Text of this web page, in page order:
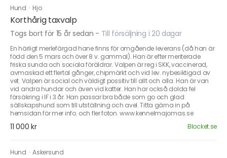
Hund · Hjo
Korthårig taxvalp
Togs bort för 15 år sedan - Till försäljning i 20 dagar
En härligt merlefärgad hane finns för omgående leverans (då han är
född den 5 mars och över 8 v. gammal). Han är efter meriterade
friska sunda och sociala föräldrar. Valpen är reg i SKK, vaccinerad,
avmaskad ett flertal gånger, chipmärkt och vid lev. nybesiktigad av
vet. Valpen är social och väldigt possitiv till allt och alla. Han är van
vid andra hundar och även vid katter. Han har också dolda fel
försäkring i IF i 3 år. Han passar bra både som go och glad
sällskapshund som till utställning och avel. Titta gärna in på
hemsidan för mer info. och fler foton. www.kennelmajomas.se
11 000 kr Blocket.se
Hund ·Askersund